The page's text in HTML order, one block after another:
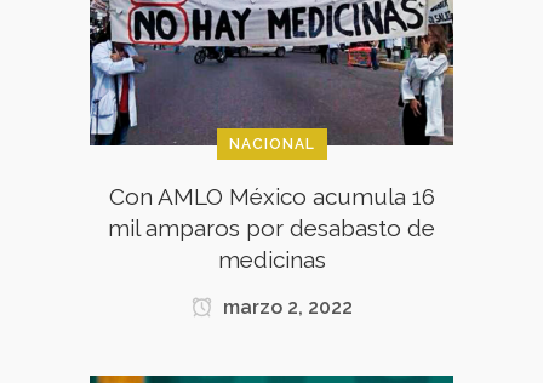
NACIONAL
Con AMLO México acumula 16
mil amparos por desabasto de
medicinas
marzo 2, 2022